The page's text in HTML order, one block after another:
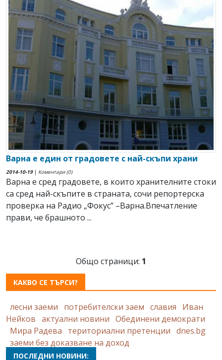
Варна е един от градовете с най-скъпи храни
2014-10-19| Коментари (0)
Варна е сред градовете, в които хранителните стоки
са сред най-скъпите в страната, сочи репортерска
проверка на Радио „Фокус” –Варна.Впечатление
прави, че брашното ...
Общо страници: 1
КАКВО СЕ ТЪРСИ?
лесни заеми потребителски заем славия
Иван
Нейков актуални новини Обединени демократи
Мира Радева
териториални претенции dnes.bg
заеми без доказване на доход
ПОСЛЕДНИ НОВИНИ: